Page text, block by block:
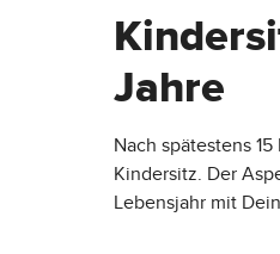
Jahre
Nach spätestens
Kindersitz. Der
Lebensjahr mit